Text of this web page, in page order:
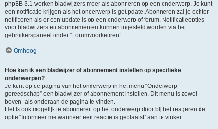
phpBB 3.1 werken bladwijzers meer als abonneren op een onderwerp. Je kunt
een notificatie krijgen als het onderwerp is geüpdate. Abonneren zal je echter
notificeren als er een update is op een onderwerp of forum. Notificatieopties
voor bladwijzers en abonnementen kunnen ingesteld worden via het
gebruikerspaneel onder “Forumvoorkeuren”.
Omhoog
Hoe kan ik een bladwijzer of abonnement instellen op specifieke
onderwerpen?
Je kunt op de pagina van het onderwerp in het menu “Onderwerp
gereedschap” een bladwijzer of abonnement instellen. Dit menu is zowel
boven- als onderaan de pagina te vinden.
Het is ook mogelijk te abonneren op het onderwerp door bij het reageren de
optie “Informeer me wanneer een reactie is geplaatst” aan te vinken.